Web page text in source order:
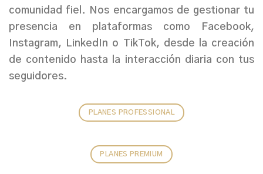
comunidad fiel. Nos encargamos de gestionar tu
presencia en plataformas como Facebook,
Instagram, LinkedIn o TikTok, desde la creación
de contenido hasta la interacción diaria con tus
seguidores.
PLANES PROFESSIONAL
PLANES PREMIUM